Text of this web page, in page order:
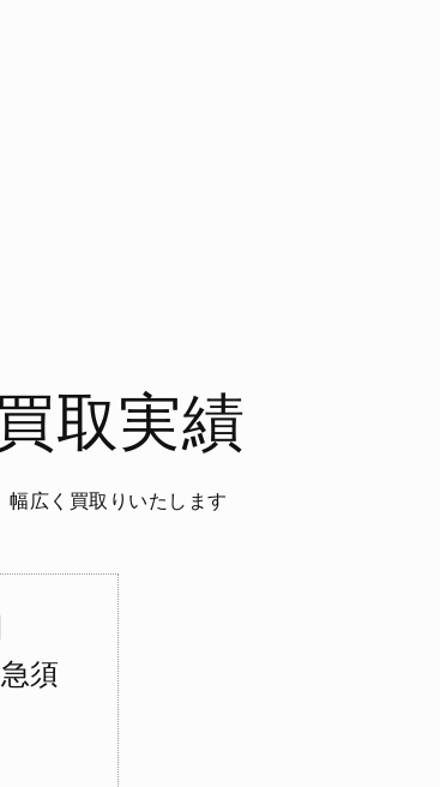
買取実績
幅広く買取りいたします
須